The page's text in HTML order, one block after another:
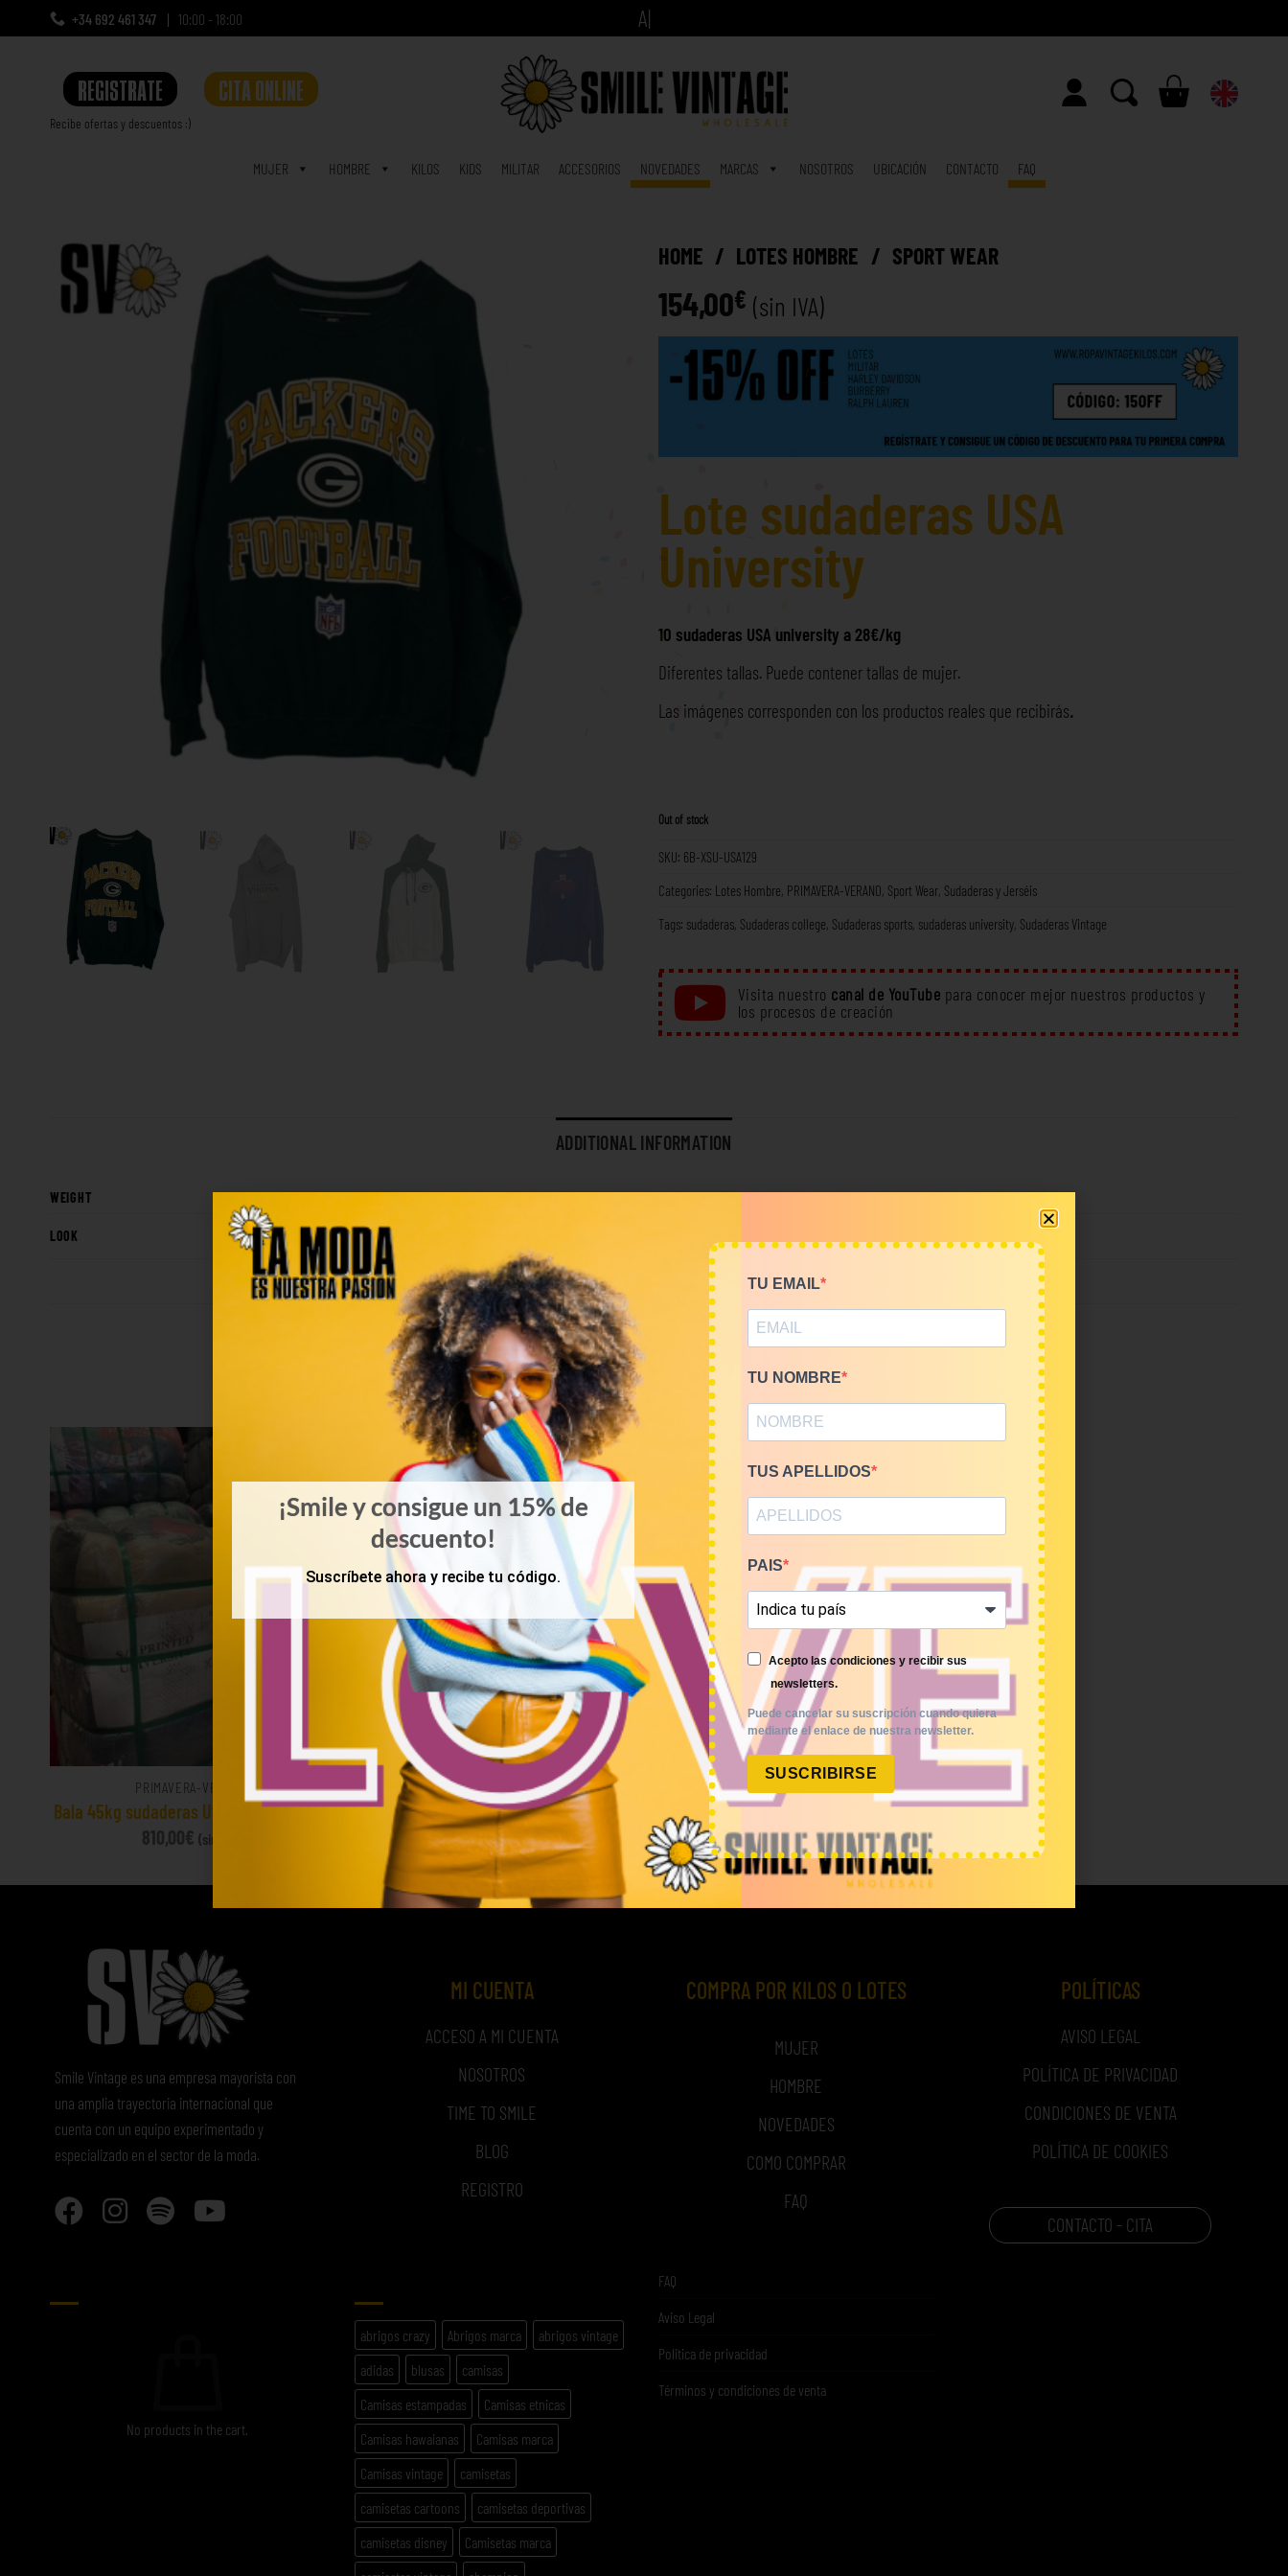
+34 692 461 347 10:00 - 18:00 ora
REGISTRATE
Recibe ofertas y descuentos :)
CITA ONLINE
MUJER HOMBRE KILOS KIDS MILITAR ACCESORIOS NOVEDADES MARCAS NOSOTROS UBICACIÓN CONTACTO FAQ
HOME / LOTES HOMBRE / SPORT WEAR
154,00€ (sin IVA)
Lote sudaderas USA
University
10 sudaderas USA university a 28€/kg
Diferentes tallas. Puede contener tallas de mujer.
Las imágenes corresponden con los productos reales que recibirás.
Out of stock
SKU: 6B-XSU-USA129
Categories: Lotes Hombre, PRIMAVERA-VERANO, Sport Wear, Sudaderas y Jerséis
Tags: sudaderas, Sudaderas college, Sudaderas sports, sudaderas university, Sudaderas Vintage
Visita nuestro canal de YouTube para conocer mejor nuestros productos y
los procesos de creación
ADDITIONAL INFORMATION
WEIGHT 8,5 kg
LOOK
RELATED PRODUCTS
PRIMAVERA-VERANO
Bala 45kg sudaderas USA Sports 18€/kg
810,00€ (sin IVA)
Smile Vintage es una empresa mayorista con
una amplia trayectoria internacional que
cuenta con un equipo experimentado y
especializado en el sector de la moda.
MI CUENTA
ACCESO A MI CUENTA
NOSOTROS
TIME TO SMILE
BLOG
REGISTRO
COMPRA POR KILOS O LOTES
MUJER
HOMBRE
NOVEDADES
COMO COMPRAR
FAQ
POLÍTICAS
AVISO LEGAL
POLÍTICA DE PRIVACIDAD
CONDICIONES DE VENTA
POLÍTICA DE COOKIES
CONTACTO - CITA
No products in the cart.
abrigos crazy Abrigos marca
abrigos vintage
adidas
blusas
camisas
Camisas estampadas
Camisas etnicas
Camisas hawaianas
Camisas marca
Camisas vintage
camisetas
camisetas cartoons
camisetas deportivas
camisetas disney
Camisetas marca
FAQ
Aviso Legal
Politica de privacidad
Términos y condiciones de venta
¡Smile y consigue un 15% de
descuento!
Suscríbete ahora y recibe tu código.
TU EMAIL
TU NOMBRE
TUS APELLIDOS
PAIS
Acepto las condiciones y recibir sus
newsletters.
Puede cancelar su suscripción cuando quiera
mediante el enlace de nuestra newsletter.
SUSCRIBIRSE